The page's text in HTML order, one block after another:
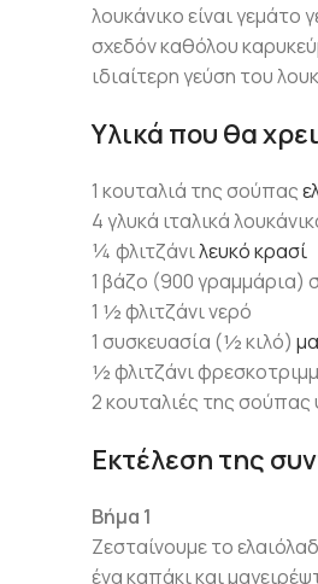
λουκάνικο είναι γεμάτο
σχεδόν καθόλου
ιδιαίτερη γεύση του
Υλικά που θα
1 κουταλιά της σούπας
4 γλυκά ιταλικά
¼ φλιτζάνιλευκό κρασί
1 βάζο (900 γραμμάρια)
1 ½ φλιτζάνι νερό
1 συσκευασία (½ κιλό)
½ φλιτζάνι
2 κουταλιές της
Εκτέλεση της
Βήμα 1
Ζεσταίνουμε το
ένα καπάκι και